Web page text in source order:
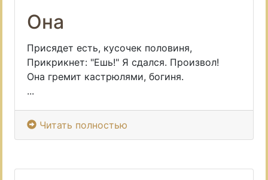
Она
Присядет есть, кусочек половиня,
Прикрикнет: "Ешь!" Я сдался. Произвол!
Она гремит кастрюлями, богиня.
...
Читать полностью